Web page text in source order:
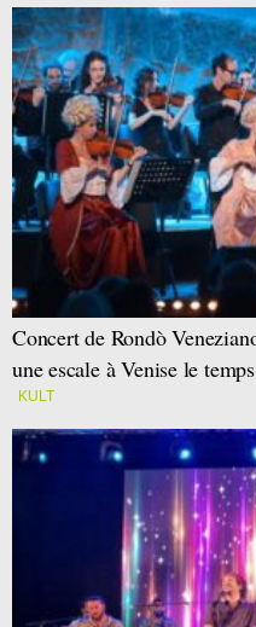
Concert de Rondò
une escale à Venise le
KULT